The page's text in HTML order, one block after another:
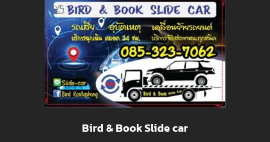
Bird & Book Slide car